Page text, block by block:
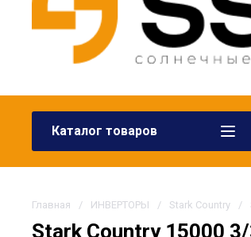
Каталог товаров
Главная / ИНВЕРТОРЫ / Stark Country /
Stark Country 15000